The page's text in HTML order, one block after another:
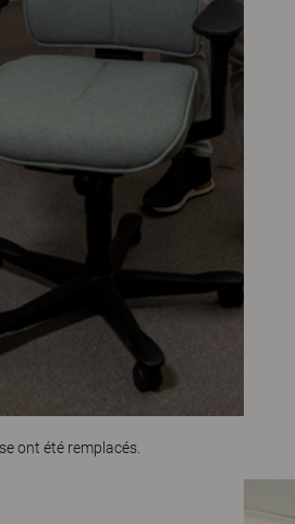
ont été remplacés.